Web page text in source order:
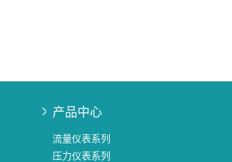
产品中心
流量仪表系列
压力仪表系列